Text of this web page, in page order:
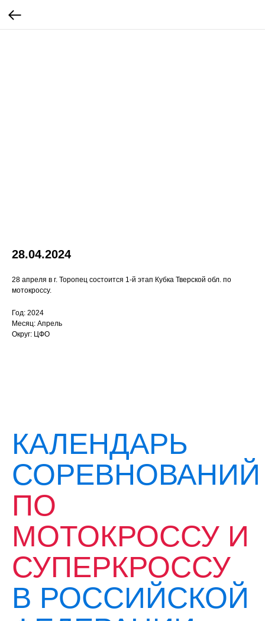
28.04.2024
28 апреля в г. Торопец состоится 1-й этап Кубка Тверской обл. по
мотокроссу.
Год: 2024
Месяц: Апрель
Округ: ЦФО
КАЛЕНДАРЬ
СОРЕВНОВАНИЙ
ПО
МОТОКРОССУ И
СУПЕРКРОССУ
В РОССИЙСКОЙ